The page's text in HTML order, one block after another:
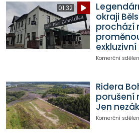
01:32
okraji
prochází
Komerční
Ridera
porušení
Jen
Komerční